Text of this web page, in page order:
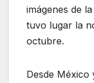
imágenes de
tuvo lugar la
octubre.
Desde México